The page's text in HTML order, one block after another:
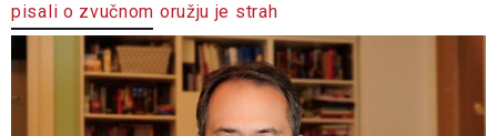
pisali o zvučnom oružju je strah